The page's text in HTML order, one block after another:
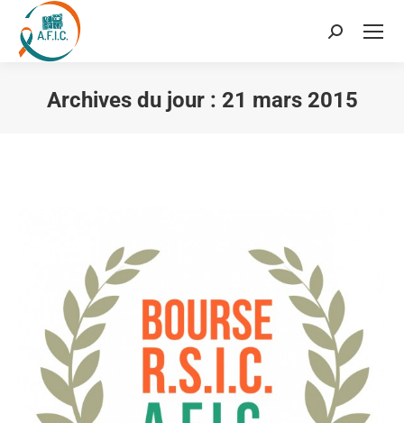
Recherche
Archives du jour : 21 mars 2015